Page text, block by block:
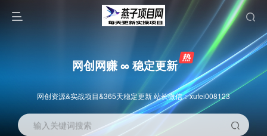
网创网赚 ∞ 稳定更新
网创资源&实战项目&365天稳定更新 站长微信：xufei008123
输入关键词搜索